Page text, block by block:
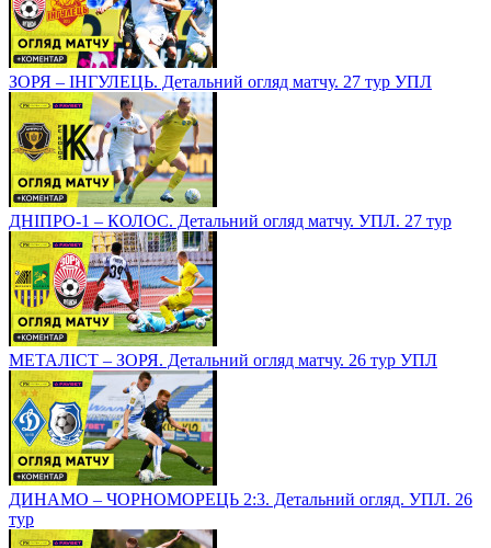
ЗОРЯ – ІНГУЛЕЦЬ. Детальний огляд матчу. 27 тур УПЛ
ДНІПРО-1 – КОЛОС. Детальний огляд матчу. УПЛ. 27 тур
МЕТАЛІСТ – ЗОРЯ. Детальний огляд матчу. 26 тур УПЛ
ДИНАМО – ЧОРНОМОРЕЦЬ 2:3. Детальний огляд. УПЛ. 26
тур